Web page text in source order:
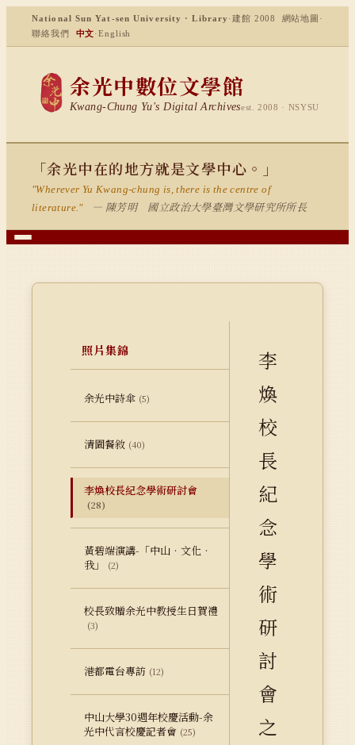
National Sun Yat-sen University · Library ·建館 2008 網站地圖 ·
聯絡我們
中文·English
余光中數位文學館
Kwang-Chung Yu's Digital Archivesest. 2008 · NSYSU
「余光中在的地方就是文學中心。」
"Wherever Yu Kwang-chung is, there is the centre of
literature."
— 陳芳明 國立政治大學臺灣文學研究所所長
照片集錦
余光中詩傘 (5)
清園餐敘 (40)
李煥校長紀念學術研討會
(28)
黃碧端演講-「中山‧文化‧
我」
(2)
校長致贈余光中教授生日賀禮
(3)
港都電台專訪 (12)
中山大學30週年校慶活動-余
光中代言校慶記者會 (25)
李
煥
校
長
紀
念
學
術
研
討
會
之